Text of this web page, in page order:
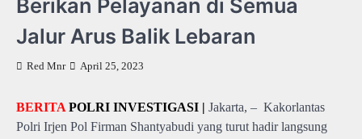
Berikan Pelayanan di Semua
Jalur Arus Balik Lebaran
Red Mnr April 25, 2023
BERITA POLRI INVESTIGASI | Jakarta, – Kakorlantas
Polri Irjen Pol Firman Shantyabudi yang turut hadir langsung